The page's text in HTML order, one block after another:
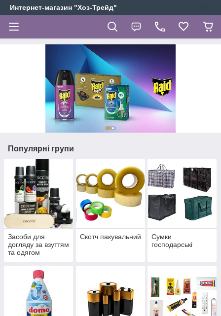
Интернет-магазин "Хоз-Трейд"
Популярні групи
Засоби для
догляду за взуттям
та одягом
Скотч пакувальний
Сумки
господарські